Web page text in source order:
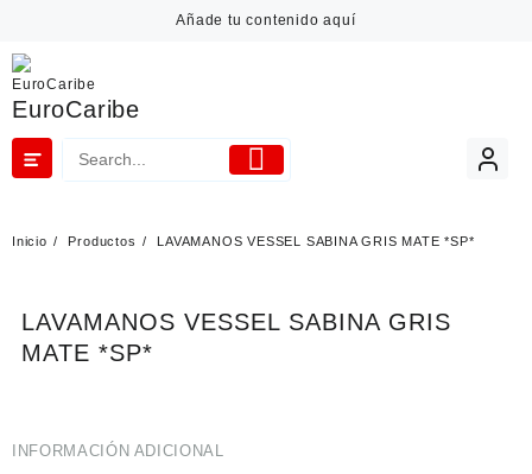
Añade tu contenido aquí
EuroCaribe
Inicio Productos LAVAMANOS VESSEL SABINA GRIS MATE *SP*
LAVAMANOS VESSEL SABINA GRIS
MATE *SP*
INFORMACIÓN ADICIONAL